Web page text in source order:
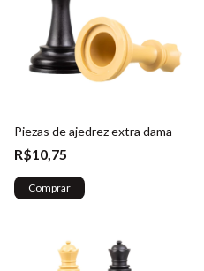
Piezas de ajedrez extra dama
R$10,75
Comprar